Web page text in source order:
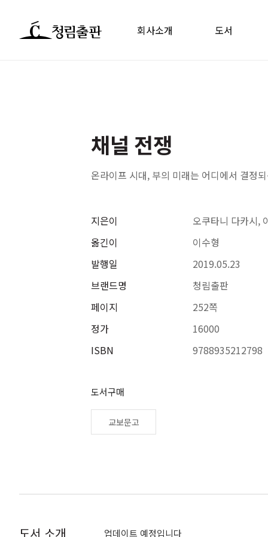
회사소개 도서
채널 전쟁
온라이프 시대, 부의 미래는 어디에서 결정
지은이
옮긴이
발행일
브랜드명
페이지
정가
ISBN
오쿠타니 다카시,
이수형
2019.05.23
청림출판
252쪽
16000
9788935212798
도서구매
교보문고
도서 소개 업데이트 예정입니다